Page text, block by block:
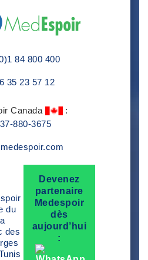
84 800 400
35 23 57 12
Canada
:
880-3675
du
des
Devenez
partenaire
Medespoir
dès
aujourd’hui
: